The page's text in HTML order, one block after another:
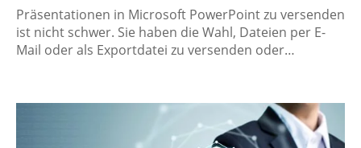
Präsentationen in Microsoft PowerPoint zu versenden
ist nicht schwer. Sie haben die Wahl, Dateien per E-
Mail oder als Exportdatei zu versenden oder…